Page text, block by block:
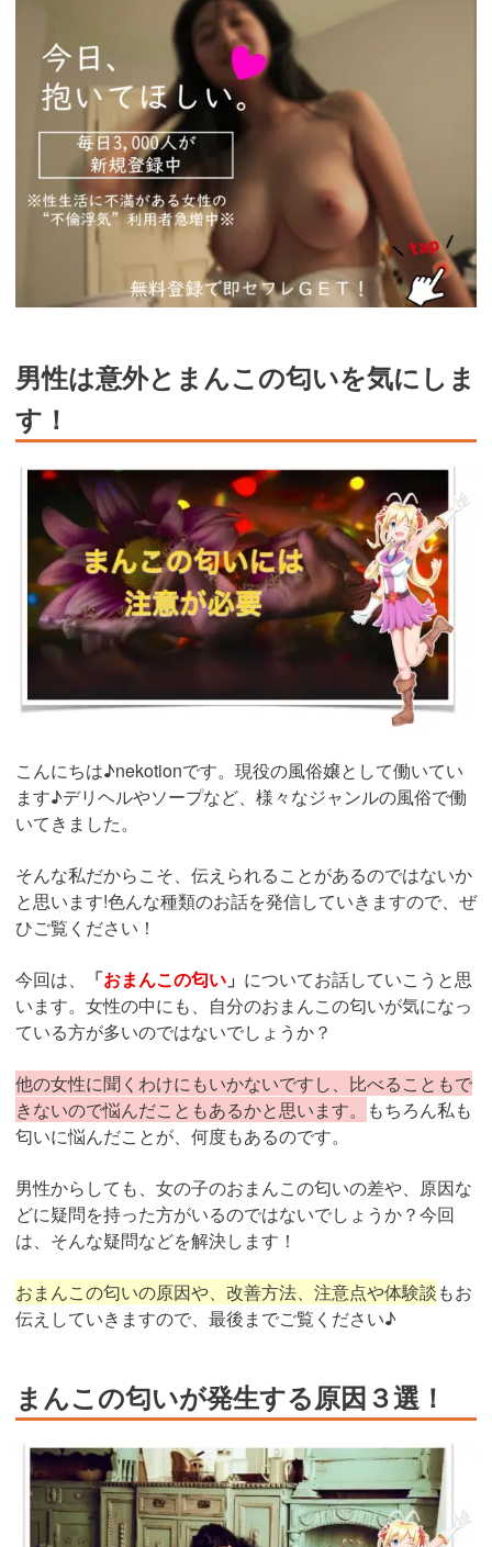
男性は意外とまんこの匂いを気にしま
す！
こんにちは♪nekotionです。現役の風俗嬢として働いてい
ます♪デリヘルやソープなど、様々なジャンルの風俗で働
いてきました。
そんな私だからこそ、伝えられることがあるのではないか
と思います!色んな種類のお話を発信していきますので、ぜ
ひご覧ください！
今回は、 「おまんこの匂い 」 についてお話していこうと思
います。女性の中にも、自分のおまんこの匂いが気になっ
ている方が多いのではないでしょうか？
他の女性に聞くわけにもいかないですし、比べることもで
きないので悩んだこともあるかと思います。
もちろん私も
匂いに悩んだことが、何度もあるのです。
男性からしても、女の子のおまんこの匂いの差や、原因な
どに疑問を持った方がいるのではないでしょうか？今回
は、そんな疑問などを解決します！
おまんこの匂いの原因や、改善方法、注意点や体験談もお
伝えしていきますので、最後までご覧ください♪
まんこの匂いが発生する原因３選！